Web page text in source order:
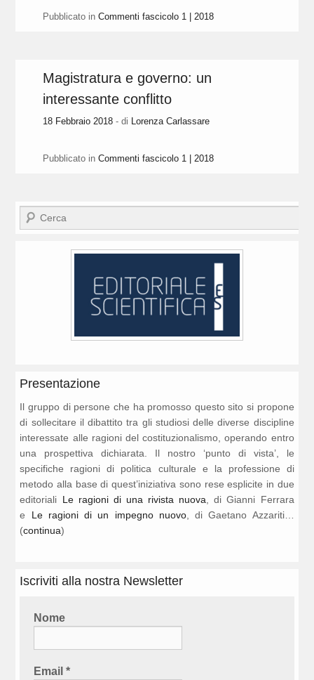
Pubblicato in Commenti fascicolo 1 | 2018
Magistratura e governo: un
interessante conflitto
18 Febbraio 2018 - di Lorenza Carlassare
Pubblicato in Commenti fascicolo 1 | 2018
Cerca
Presentazione
Il gruppo di persone che ha promosso questo sito si propone
di sollecitare il dibattito tra gli studiosi delle diverse discipline
interessate alle ragioni del costituzionalismo, operando entro
una prospettiva dichiarata. Il nostro ‘punto di vista’, le
specifiche ragioni di politica culturale e la professione di
metodo alla base di quest’iniziativa sono rese esplicite in due
editoriali Le ragioni di una rivista nuova , di Gianni Ferrara
e Le ragioni di un impegno nuovo, di Gaetano Azzariti…
(continua)
Iscriviti alla nostra Newsletter
Nome
Email*